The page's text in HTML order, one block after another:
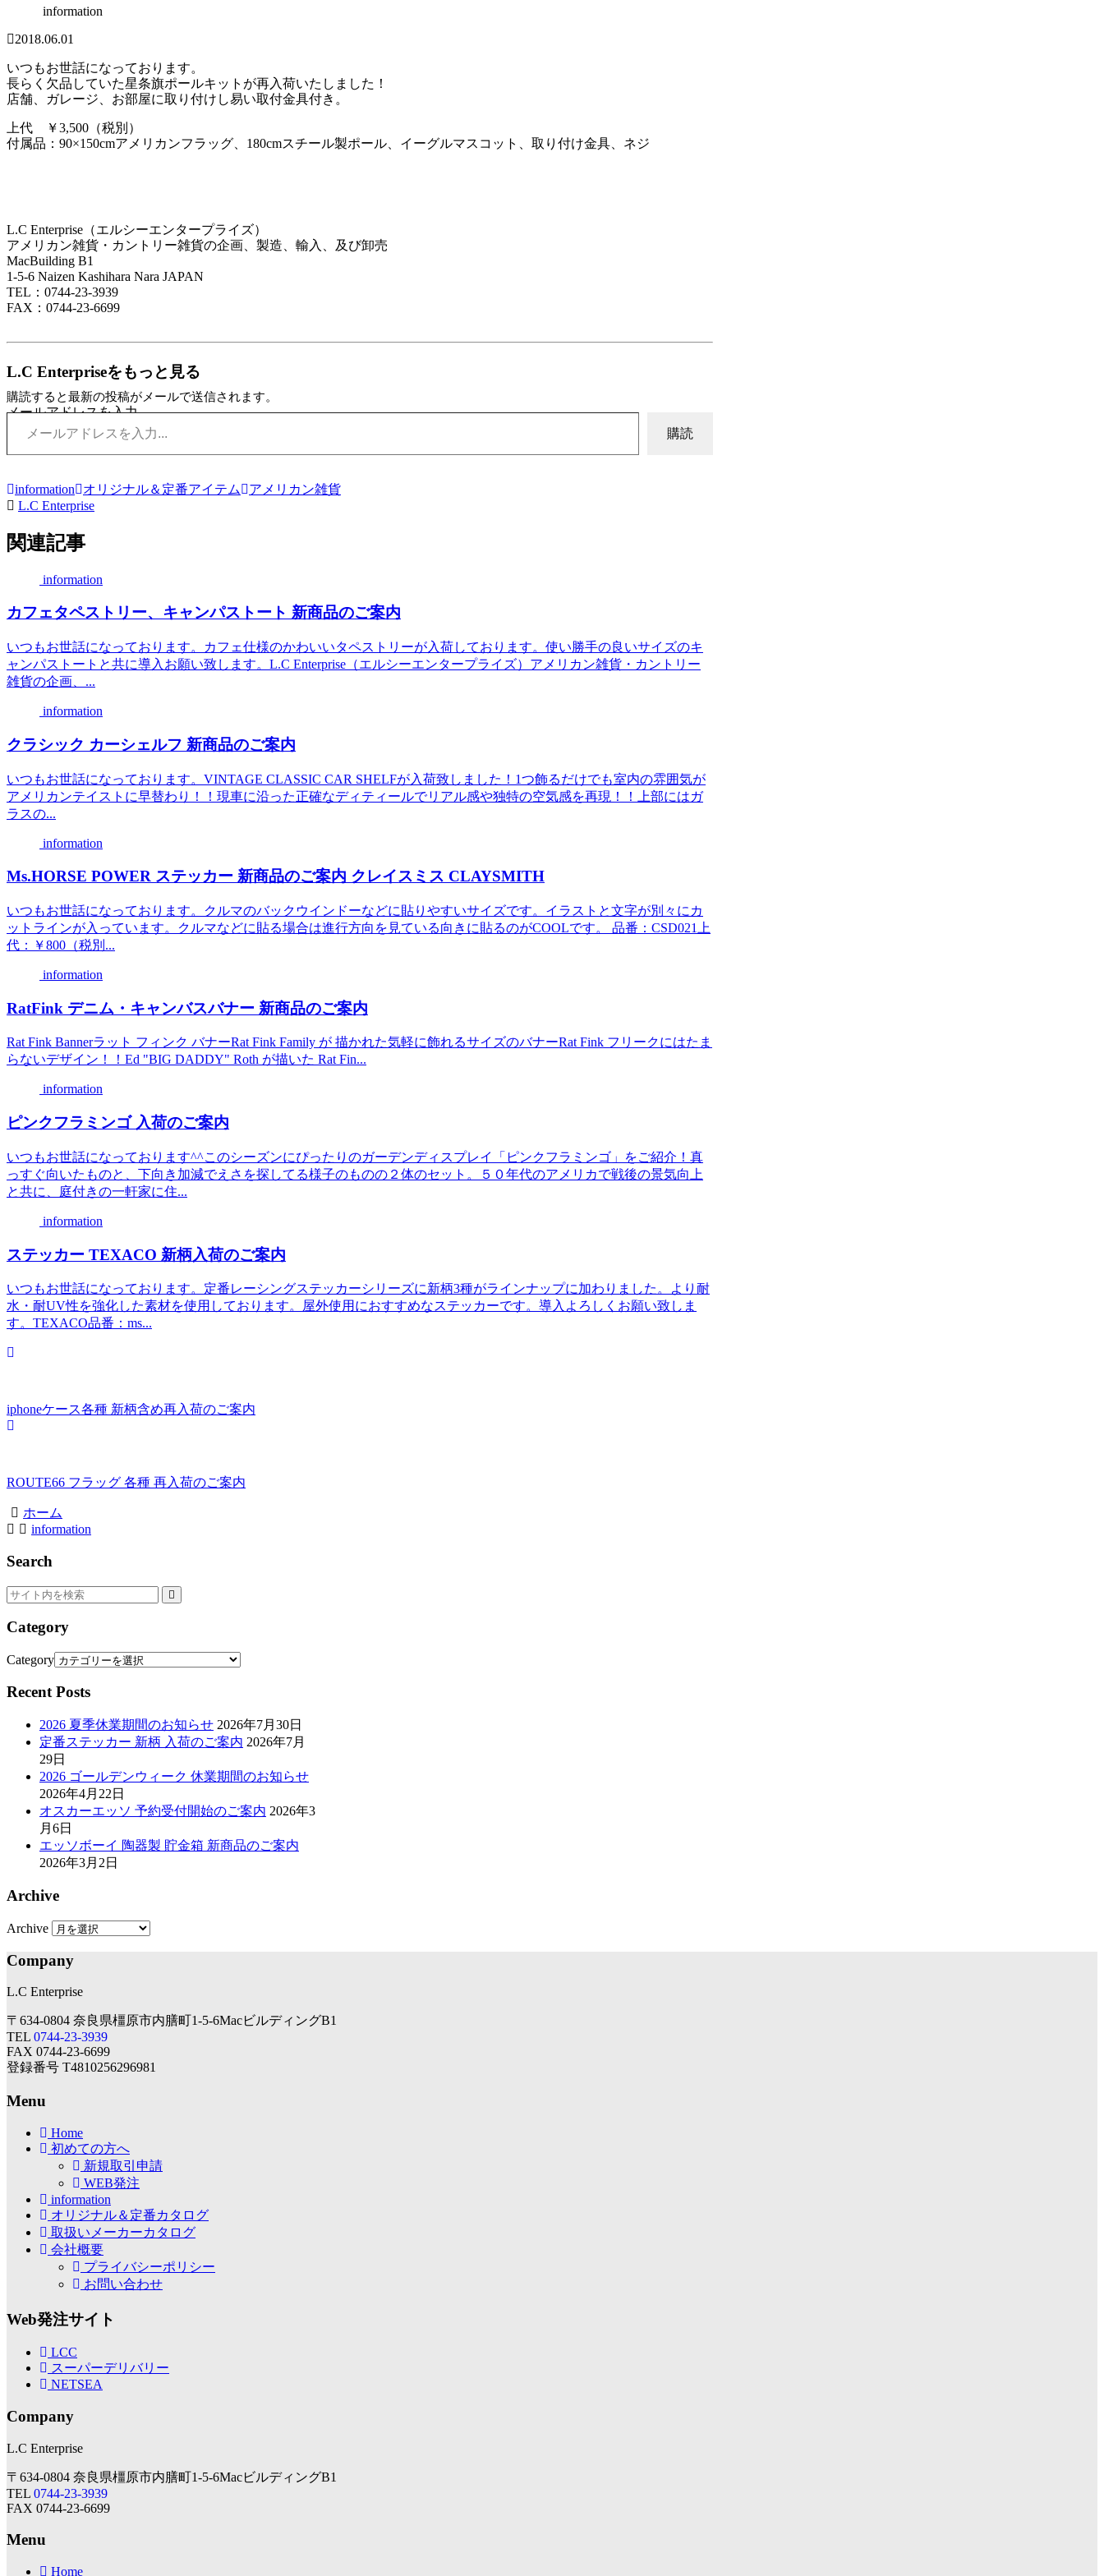
information
2018.06.01
いつもお世話になっております。
長らく欠品していた星条旗ポールキットが再入荷いたしました！
店舗、ガレージ、お部屋に取り付けし易い取付金具付き。
上代 ￥3,500（税別）
付属品：90×150cmアメリカンフラッグ、180cmスチール製ポール、イーグルマスコット、取り付け金具、ネジ
L.C Enterprise（エルシーエンタープライズ）
アメリカン雑貨・カントリー雑貨の企画、製造、輸入、及び卸売
MacBuilding B1
1-5-6 Naizen Kashihara Nara JAPAN
TEL：0744-23-3939
FAX：0744-23-6699
L.C Enterpriseをもっと見る
購読すると最新の投稿がメールで送信されます。
メールアドレスを入力...
購読
information オリジナル＆定番アイテム
アメリカン雑貨
L.C Enterprise
関連記事
information
カフェタペストリー、キャンパストート 新商品のご案内
いつもお世話になっております。カフェ仕様のかわいいタペストリーが入荷しております。使い勝手の良いサイズのキ
ャンパストートと共に導入お願い致します。L.C Enterprise（エルシーエンタープライズ）アメリカン雑貨・カントリー
雑貨の企画、...
information
クラシック カーシェルフ 新商品のご案内
いつもお世話になっております。VINTAGE CLASSIC CAR SHELFが入荷致しました！1つ飾るだけでも室内の雰囲気が
アメリカンテイストに早替わり！！現車に沿った正確なディティールでリアル感や独特の空気感を再現！！上部にはガ
ラスの...
information
Ms.HORSE POWER ステッカー 新商品のご案内 クレイスミス CLAYSMITH
いつもお世話になっております。クルマのバックウインドーなどに貼りやすいサイズです。イラストと文字が別々にカ
ットラインが入っています。クルマなどに貼る場合は進行方向を見ている向きに貼るのがCOOLです。 品番：CSD021上
代：￥800（税別...
information
RatFink デニム・キャンバスバナー 新商品のご案内
Rat Fink Bannerラット フィンク バナーRat Fink Family が 描かれた気軽に飾れるサイズのバナーRat Fink フリークにはたま
らないデザイン！！Ed "BIG DADDY" Roth が描いた Rat Fin...
information
ピンクフラミンゴ 入荷のご案内
いつもお世話になっております^^このシーズンにぴったりのガーデンディスプレイ「ピンクフラミンゴ」をご紹介！真
っすぐ向いたものと、下向き加減でえさを探してる様子のものの２体のセット。５０年代のアメリカで戦後の景気向上
と共に、庭付きの一軒家に住...
information
ステッカー TEXACO 新柄入荷のご案内
いつもお世話になっております。定番レーシングステッカーシリーズに新柄3種がラインナップに加わりました。より耐
水・耐UV性を強化した素材を使用しております。屋外使用におすすめなステッカーです。導入よろしくお願い致しま
す。TEXACO品番：ms...
iphoneケース各種 新柄含め再入荷のご案内
ROUTE66 フラッグ 各種 再入荷のご案内
ホーム
information
Search
Category
Category
Recent Posts
2026 夏季休業期間のお知らせ 2026年7月30日
定番ステッカー 新柄 入荷のご案内 2026年7月
29日
2026 ゴールデンウィーク 休業期間のお知らせ
2026年4月22日
オスカーエッソ 予約受付開始のご案内 2026年3
月6日
エッソボーイ 陶器製 貯金箱 新商品のご案内
2026年3月2日
Archive
Archive
Company
L.C Enterprise
〒634-0804 奈良県橿原市内膳町1-5-6MacビルディングB1
TEL 0744-23-3939
FAX 0744-23-6699
登録番号 T4810256296981
Menu
Home
初めての方へ
新規取引申請
WEB発注
information
オリジナル＆定番カタログ
取扱いメーカーカタログ
会社概要
プライバシーポリシー
お問い合わせ
Web発注サイト
LCC
スーパーデリバリー
NETSEA
Company
L.C Enterprise
〒634-0804 奈良県橿原市内膳町1-5-6MacビルディングB1
TEL 0744-23-3939
FAX 0744-23-6699
Menu
Home